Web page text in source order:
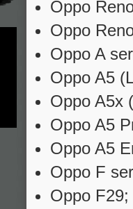
Oppo
Oppo
Oppo A
Oppo A5
Oppo A5x
Oppo A5
Oppo A5
Oppo F
Oppo F29;